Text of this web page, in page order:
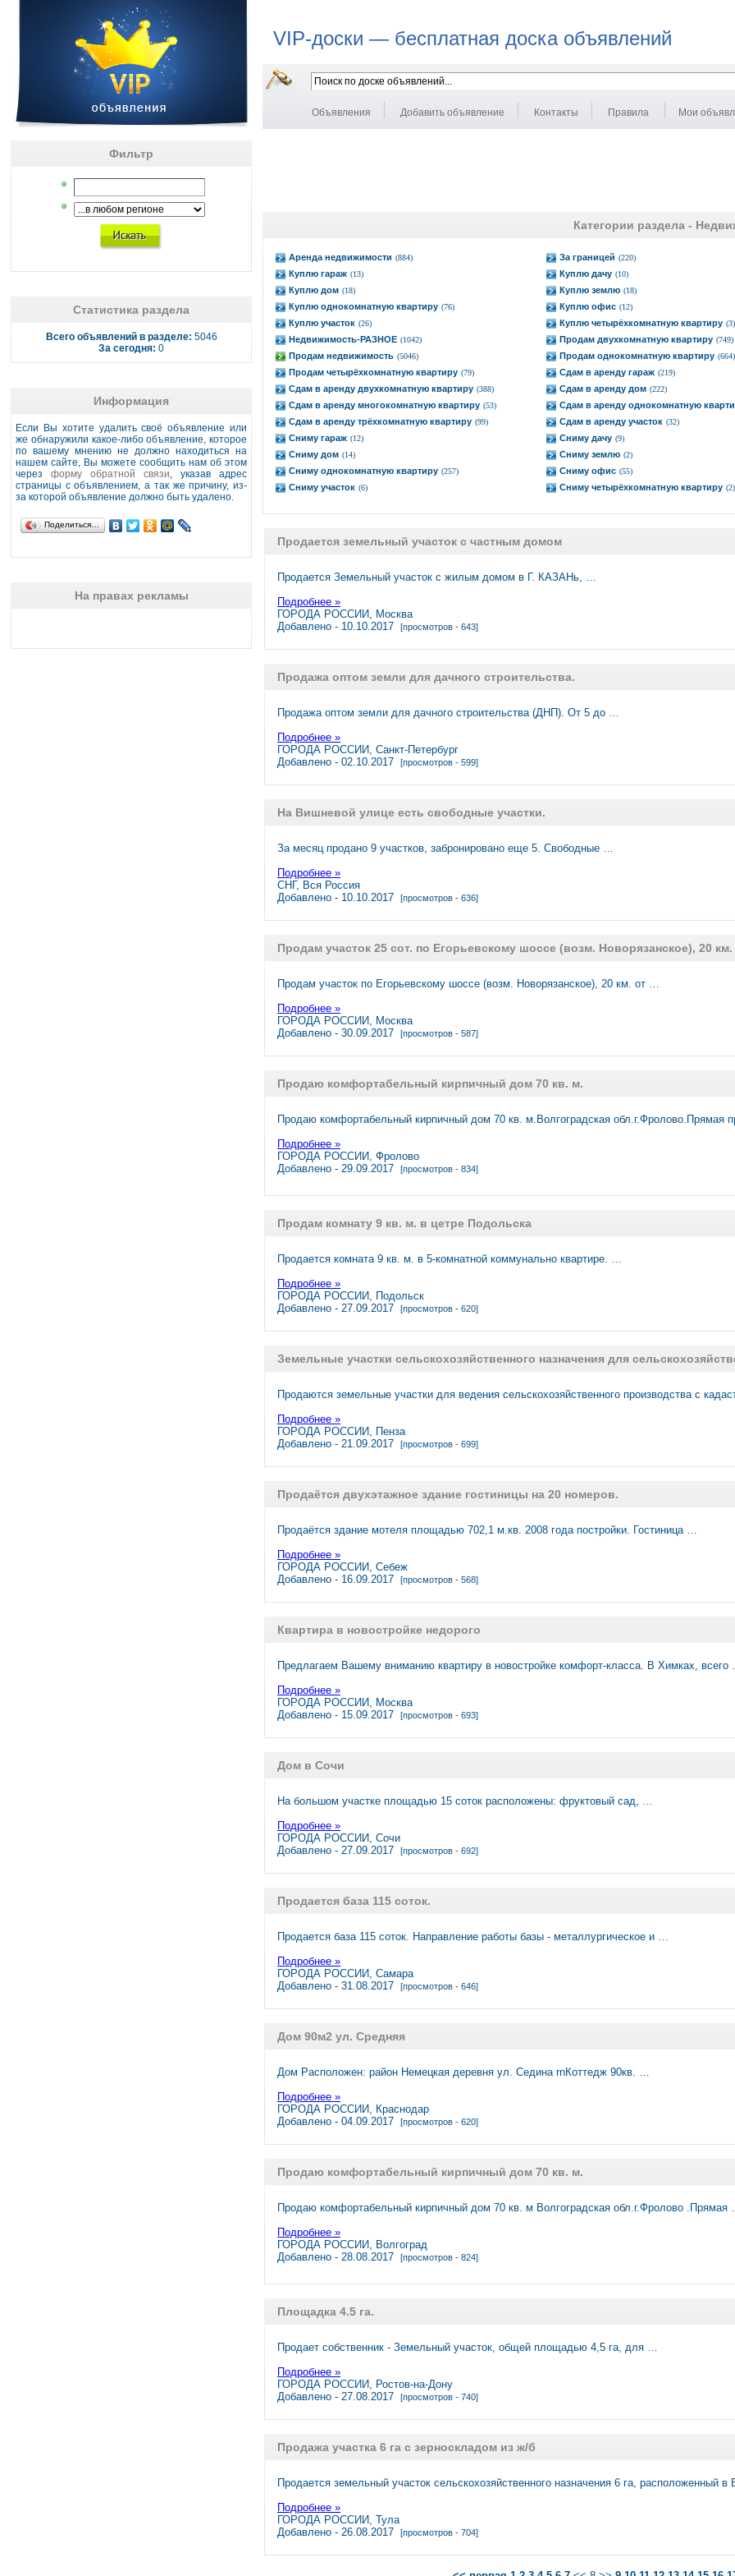
VIP-доски — бесплатная доска объявлений
Объявления Добавить объявление Контакты Правила Мои
Фильтр
Статистика раздела
Всего объявлений в разделе: 5046
За сегодня: 0
Информация
Если Вы хотите удалить своё объявление или
же обнаружили какое-либо объявление, которое
по вашему мнению не должно находиться на
нашем сайте, Вы можете сообщить нам об этом
через форму обратной связи, указав адрес
страницы с объявлением, а так же причину, из-
за которой объявление должно быть удалено.
Поделиться…
На правах рекламы
Категории раздела -
Аренда недвижимости (884) За границей (220)
Куплю гараж (13) Куплю дачу (10)
Куплю дом (18) Куплю землю (18)
Куплю однокомнатную квартиру (76) Куплю офис (12)
Куплю участок (26) Куплю четырёхкомнатную квартиру (3)
Недвижимость-РАЗНОЕ (1042) Продам двухкомнатную квартиру (749)
Продам недвижимость (5046) Продам однокомнатную квартиру (664)
Продам четырёхкомнатную квартиру (79) Сдам в аренду гараж (219)
Сдам в аренду двухкомнатную квартиру (388) Сдам в аренду дом (222)
Сдам в аренду многокомнатную квартиру (53)
Сдам в аренду однокомнатную
Сдам в аренду трёхкомнатную квартиру (99) Сдам в аренду участок (32)
Сниму гараж (12) Сниму дачу (9)
Сниму дом (14) Сниму землю (2)
Сниму однокомнатную квартиру (257) Сниму офис (55)
Сниму участок (6) Сниму четырёхкомнатную квартиру (2)
Продается земельный участок с частным домом
Продается Земельный участок с жилым домом в Г. КАЗАНь, …
Подробнее »
ГОРОДА РОССИИ, Москва
Добавлено - 10.10.2017
[просмотров - 643]
Продажа оптом земли для дачного строительства.
Продажа оптом земли для дачного строительства (ДНП). От 5 до …
Подробнее »
ГОРОДА РОССИИ, Санкт-Петербург
Добавлено - 02.10.2017
[просмотров - 599]
На Вишневой улице есть свободные участки.
За месяц продано 9 участков, забронировано еще 5. Свободные …
Подробнее »
СНГ, Вся Россия
Добавлено - 10.10.2017
[просмотров - 636]
Продам участок 25 сот. по Егорьевскому шоссе (возм. Новорязанское), 20
Продам участок по Егорьевскому шоссе (возм. Новорязанское), 20 км. от …
Подробнее »
ГОРОДА РОССИИ, Москва
Добавлено - 30.09.2017
[просмотров - 587]
Продаю комфортабельный кирпичный дом 70 кв. м.
Продаю комфортабельный кирпичный дом 70 кв. м.Волгоградская
Подробнее »
ГОРОДА РОССИИ, Фролово
Добавлено - 29.09.2017
[просмотров - 834]
Продам комнату 9 кв. м. в цетре Подольска
Продается комната 9 кв. м. в 5-комнатной коммунально квартире. …
Подробнее »
ГОРОДА РОССИИ, Подольск
Добавлено - 27.09.2017
[просмотров - 620]
Земельные участки сельскохозяйственного назначения для
Продаются земельные участки для ведения сельскохозяйственного производства с
Подробнее »
ГОРОДА РОССИИ, Пенза
Добавлено - 21.09.2017
[просмотров - 699]
Продаётся двухэтажное здание гостиницы на 20 номеров.
Продаётся здание мотеля площадью 702,1 м.кв. 2008 года постройки. Гостиница …
Подробнее »
ГОРОДА РОССИИ, Себеж
Добавлено - 16.09.2017
[просмотров - 568]
Квартира в новостройке недорого
Предлагаем Вашему вниманию квартиру в новостройке комфорт-класса. В Химках,
Подробнее »
ГОРОДА РОССИИ, Москва
Добавлено - 15.09.2017
[просмотров - 693]
Дом в Сочи
На большом участке площадью 15 соток расположены: фруктовый сад, …
Подробнее »
ГОРОДА РОССИИ, Сочи
Добавлено - 27.09.2017
[просмотров - 692]
Продается база 115 соток.
Продается база 115 соток. Направление работы базы - металлургическое и …
Подробнее »
ГОРОДА РОССИИ, Самара
Добавлено - 31.08.2017
[просмотров - 646]
Дом 90м2 ул. Средняя
Дом Расположен: район Немецкая деревня ул. Седина rnКоттедж 90кв. …
Подробнее »
ГОРОДА РОССИИ, Краснодар
Добавлено - 04.09.2017
[просмотров - 620]
Продаю комфортабельный кирпичный дом 70 кв. м.
Продаю комфортабельный кирпичный дом 70 кв. м Волгоградская обл.г.Фролово .Прямая
Подробнее »
ГОРОДА РОССИИ, Волгоград
Добавлено - 28.08.2017
[просмотров - 824]
Площадка 4.5 га.
Продает собственник - Земельный участок, общей площадью 4,5 га, для …
Подробнее »
ГОРОДА РОССИИ, Ростов-на-Дону
Добавлено - 27.08.2017
[просмотров - 740]
Продажа участка 6 га с зерноскладом из ж/б
Продается земельный участок сельскохозяйственного назначения 6 га, расположенный
Подробнее »
ГОРОДА РОССИИ, Тула
Добавлено - 26.08.2017
[просмотров - 704]